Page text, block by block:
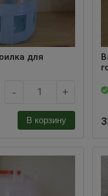
для
- +
В корзину